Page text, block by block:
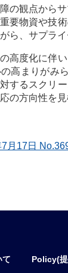
の観点から
要物資や技
ら、サプラ
高度化に伴
高まりがみ
するスクリ
の方向性を
7月17日
て Policy(